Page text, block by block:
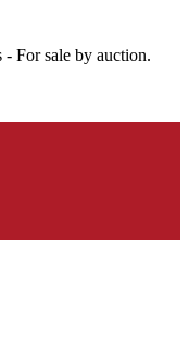
For sale by auction.